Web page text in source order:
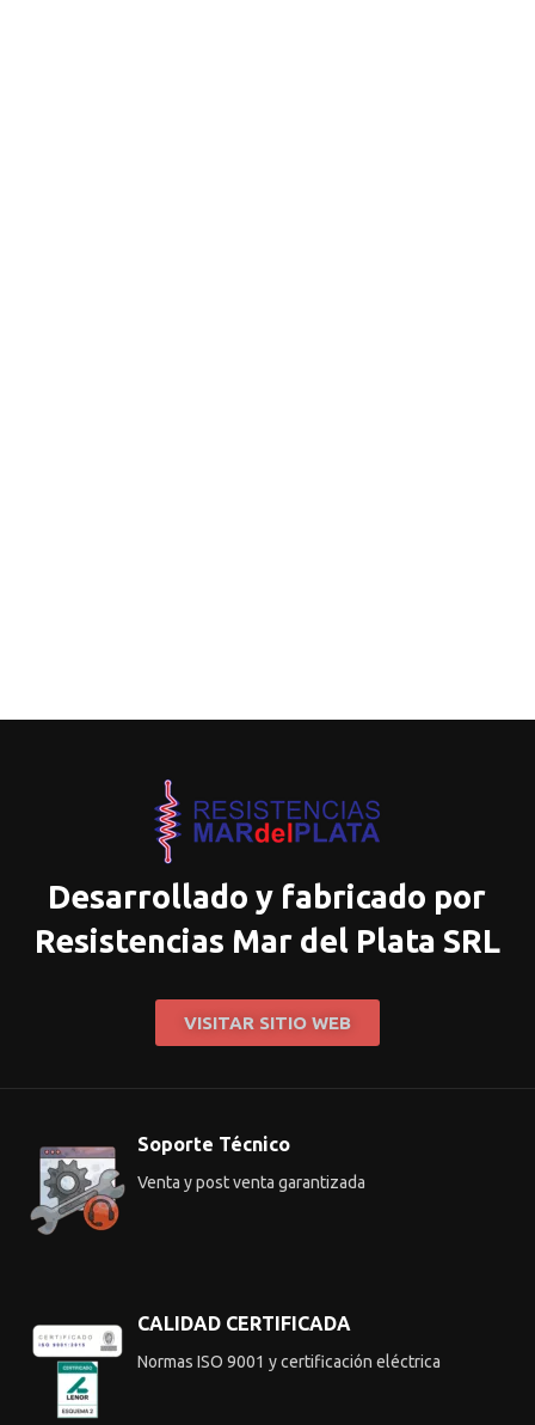
Desarrollado y fabricado por
Resistencias Mar del Plata SRL
VISITAR SITIO WEB
Soporte Técnico
Venta y post venta garantizada
CALIDAD CERTIFICADA
Normas ISO 9001 y certificación eléctrica